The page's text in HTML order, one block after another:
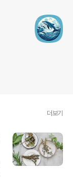
더보기